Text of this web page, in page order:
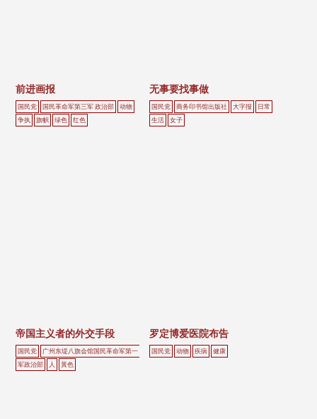
前进画报
国民党 国民革命军第三军 政治部
动物
争执
旗帜 绿色 红色
无事要找事做
国民党 商务印书馆出版社 大字报
日常
生活
女子
帝国主义者的外交手段
国民党
广州东堤八旗会馆国民革命军第一
军政治部
人 黃色
罗定博爱医院布告
国民党 动物 疾病 健康